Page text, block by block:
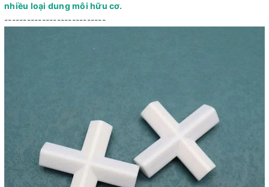
nhiều loại dung môi hữu cơ.
---------------------------